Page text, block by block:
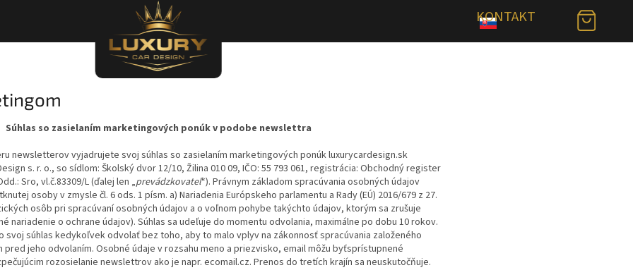
Prihlásenie KONTAKT
Súhlas so zasielaním marketingových ponúk v podobe newslettra
newsletterov vyjadrujete svoj súhlas so zasielaním marketingových ponúk luxurycardesign.sk
s. r. o., so sídlom: Školský dvor 12/10, Žilina 010 09, IČO: 55 793 061, registrácia: Obchodný register
Sro, vl.č.83309/L (ďalej len „prevádzkovateľ“). Právnym základom spracúvania osobných údajov
osoby v zmysle čl. 6 ods. 1 písm. a) Nariadenia Európskeho parlamentu a Rady (EÚ) 2016/679 z 27.
osôb pri spracúvaní osobných údajov a o voľnom pohybe takýchto údajov, ktorým sa zrušuje
nariadenie o ochrane údajov). Súhlas sa udeľuje do momentu odvolania, maximálne po dobu 10 rokov.
svoj súhlas kedykoľvek odvolať bez toho, aby to malo vplyv na zákonnosť spracúvania založeného
pred jeho odvolaním. Osobné údaje v rozsahu meno a priezvisko, email môžu byťsprístupnené
rozosielanie newslettrov ako je napr. ecomail.cz. Prenos do tretích krajín sa neuskutočňuje.